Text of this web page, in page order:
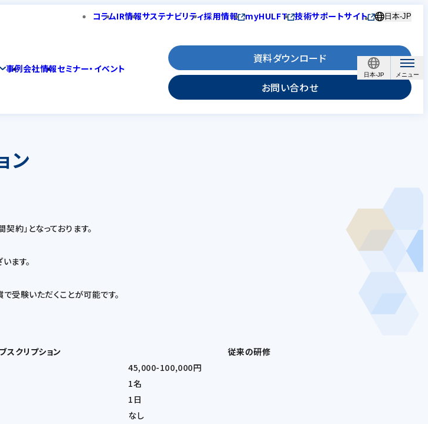
日本-JP
コラムIR情報サステナビリティ採用情報 myHULFT 技術サポートサイト 日本-JP
事例会社情報セミナー・イベント
資料ダウンロード
お問い合わせ
ン
」となっております。
ます。
受験いただくことが可能です。
スクリプション
従来の研修
45,000-100,000円
1名
1日
なし